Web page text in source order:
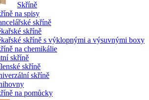
Skříně
na spisy
skříně
skříně
skříně s výklopnými a výsuvnými boxy
na chemikálie
skříně
skříně
skříně
na pomůcky